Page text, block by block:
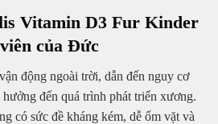
Vitamin D3 Fur Kinder
của Đức
động ngoài trời, dẫn đến nguy cơ
đến quá trình phát triển xương.
có sức đề kháng kém, dễ ốm vặt và